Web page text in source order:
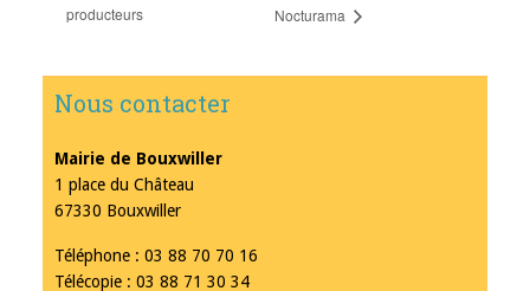
producteurs
Nocturama
Nous contacter
Mairie de Bouxwiller
1 place du Château
67330 Bouxwiller
Téléphone : 03 88 70 70 16
Télécopie : 03 88 71 30 34